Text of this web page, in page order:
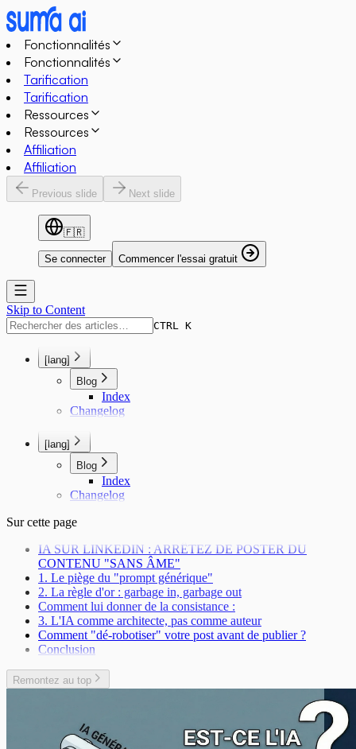
Fonctionnalités
Fonctionnalités
Tarification
Tarification
Ressources
Ressources
Affiliation
Affiliation
Previous slide Next slide
🇫🇷
Se connecter Commencer l'essai gratuit
Skip to Content
CTRL K
[lang]
Blog
Index
Changelog
[lang]
Blog
Index
Changelog
Sur cette page
IA SUR LINKEDIN : ARRÊTEZ DE POSTER DU
CONTENU "SANS ÂME"
1. Le piège du "prompt générique"
2. La règle d'or : garbage in, garbage out
Comment lui donner de la consistance :
3. L'IA comme architecte, pas comme auteur
Comment "dé-robotiser" votre post avant de publier ?
Conclusion
Remontez au top